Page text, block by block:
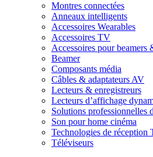
Montres connectées
Anneaux intelligents
Accessoires Wearables
Accessoires TV
Accessoires pour beamers
Beamer
Composants média
Câbles & adaptateurs AV
Lecteurs & enregistreurs
Lecteurs d’affichage
Solutions professionnelles
Son pour home cinéma
Technologies de
Téléviseurs